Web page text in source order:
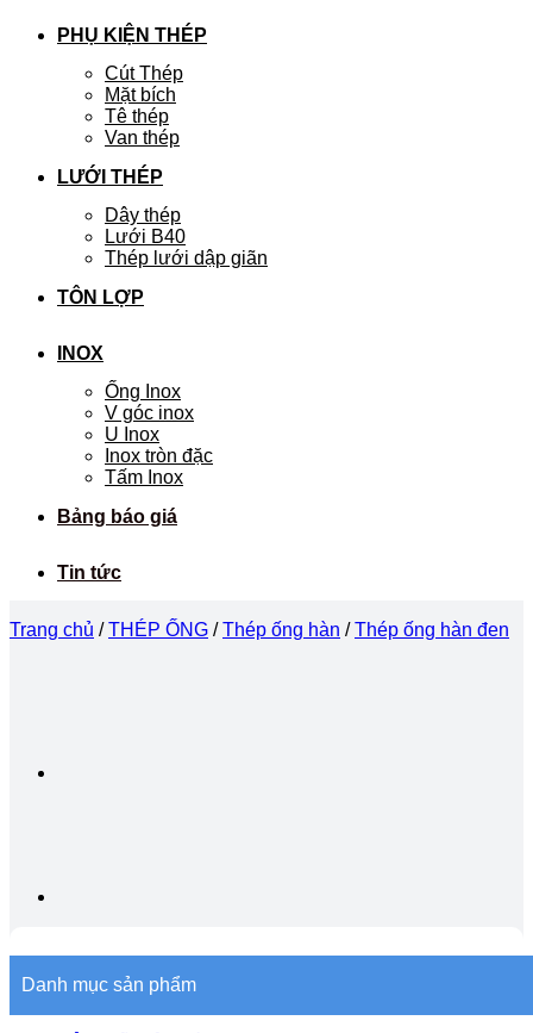
PHỤ KIỆN THÉP
Cút Thép
Mặt bích
Tê thép
Van thép
LƯỚI THÉP
Dây thép
Lưới B40
Thép lưới dập giãn
TÔN LỢP
INOX
Ống Inox
V góc inox
U Inox
Inox tròn đặc
Tấm Inox
Bảng báo giá
Tin tức
Trang chủ / THÉP ỐNG / Thép ống hàn / Thép ống hàn đen
Danh mục sản phẩm